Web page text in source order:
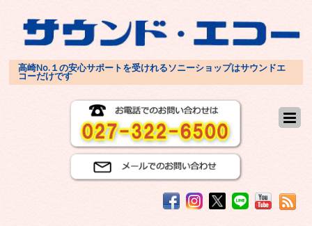
高崎No.１の安心サポートを受けれるソニーショップはサウンドエ
コーだけです